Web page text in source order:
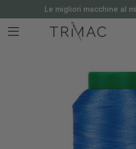
Le migliori macchine al